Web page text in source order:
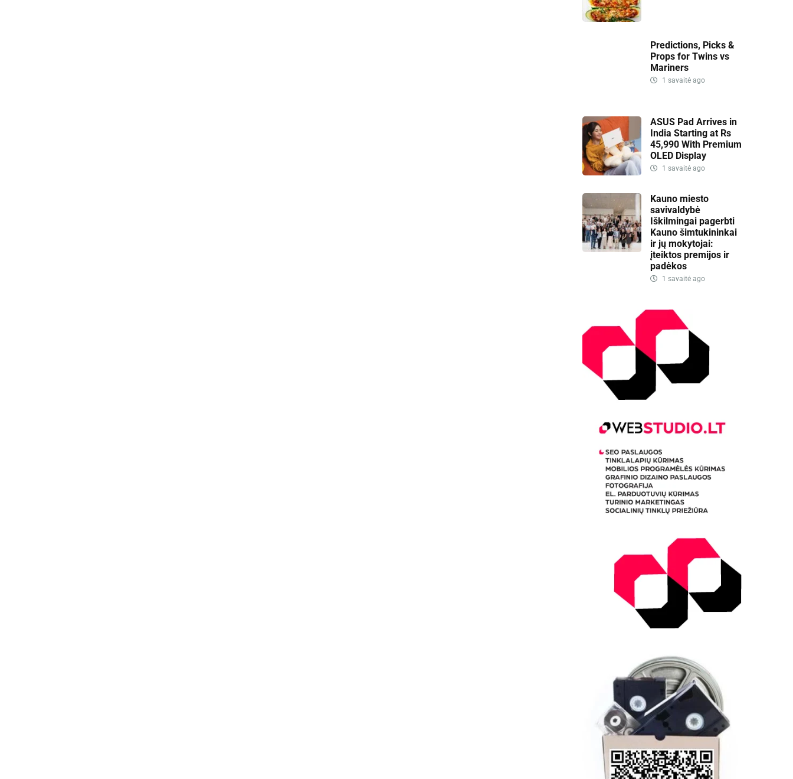
Predictions, Picks &
Props for Twins vs
Mariners
1 savaitė ago
ASUS Pad Arrives in
India Starting at Rs
45,990 With Premium
OLED Display
1 savaitė ago
Kauno miesto
savivaldybė
Iškilmingai pagerbti
Kauno šimtukininkai
ir jų mokytojai:
įteiktos premijos ir
padėkos
1 savaitė ago